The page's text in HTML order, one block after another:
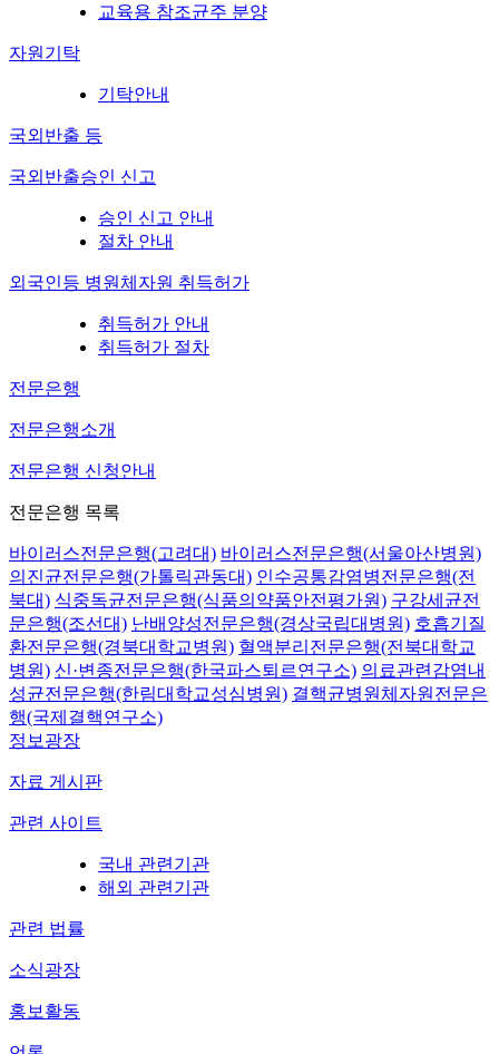
교육용 참조균주 분양
자원기탁
기탁안내
국외반출 등
국외반출승인 신고
승인 신고 안내
절차 안내
외국인등 병원체자원 취득허가
취득허가 안내
취득허가 절차
전문은행
전문은행소개
전문은행 신청안내
전문은행 목록
바이러스전문은행(고려대) 바이러스전문은행(서울아산병원)
의진균전문은행(가톨릭관동대) 인수공통감염병전문은행(전
북대) 식중독균전문은행(식품의약품안전평가원) 구강세균전
문은행(조선대) 난배양성전문은행(경상국립대병원) 호흡기질
환전문은행(경북대학교병원) 혈액분리전문은행(전북대학교
병원) 신·변종전문은행(한국파스퇴르연구소) 의료관련감염내
성균전문은행(한림대학교성심병원) 결핵균병원체자원전문은
행(국제결핵연구소)
정보광장
자료 게시판
관련 사이트
국내 관련기관
해외 관련기관
관련 법률
소식광장
홍보활동